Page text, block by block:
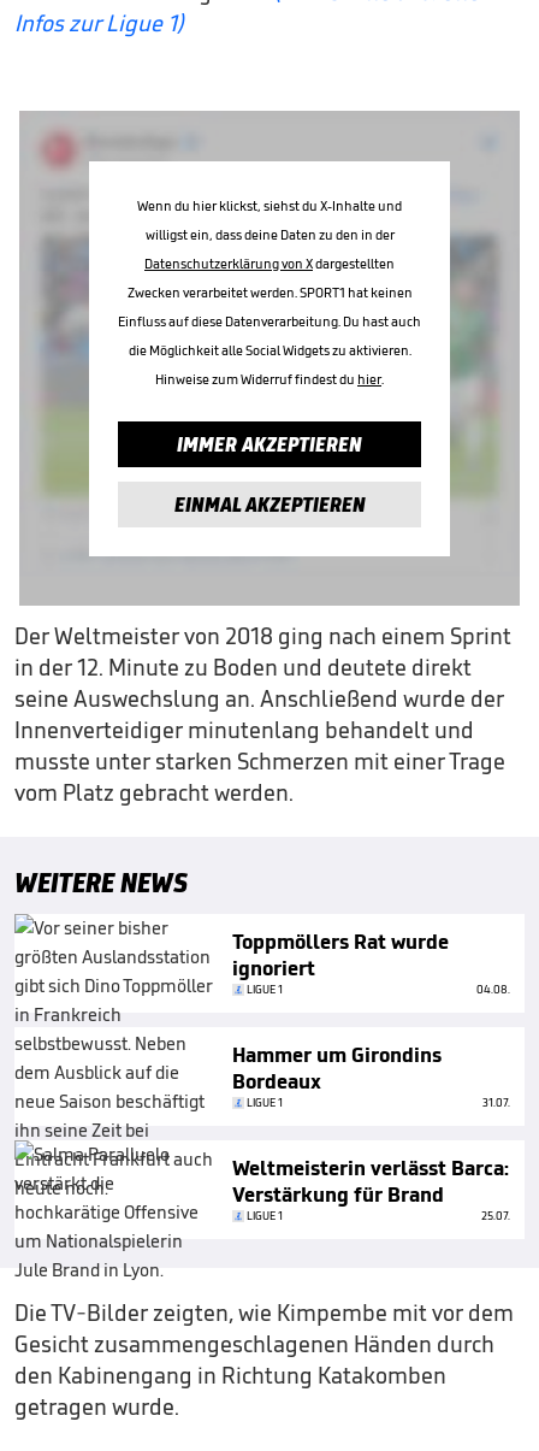
Infos zur Ligue 1)
Wenn du hier klickst, siehst du X-Inhalte und
willigst ein, dass deine Daten zu den in der
Datenschutzerklärung von Xdargestellten
Zwecken verarbeitet werden. SPORT1 hat keinen
Einfluss auf diese Datenverarbeitung. Du hast auch
die Möglichkeit alle Social Widgets zu aktivieren.
Hinweise zum Widerruf findest du hier.
IMMER AKZEPTIEREN
EINMAL AKZEPTIEREN
Der Weltmeister von 2018 ging nach einem Sprint
in der 12. Minute zu Boden und deutete direkt
seine Auswechslung an. Anschließend wurde der
Innenverteidiger minutenlang behandelt und
musste unter starken Schmerzen mit einer Trage
vom Platz gebracht werden.
WEITERE NEWS
Toppmöllers Rat wurde
ignoriert
LIGUE 1 04.08.
Hammer um Girondins
Bordeaux
LIGUE 1 31.07.
Weltmeisterin verlässt Barca:
Verstärkung für Brand
LIGUE 1 25.07.
Die TV-Bilder zeigten, wie Kimpembe mit vor dem
Gesicht zusammengeschlagenen Händen durch
den Kabinengang in Richtung Katakomben
getragen wurde.